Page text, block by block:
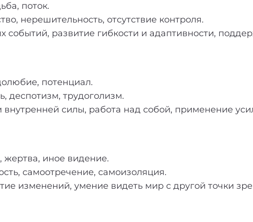
поток.
нерешительность, отсутствие контроля.
событий, развитие гибкости и адаптивности,
потенциал.
деспотизм, трудоголизм.
внутренней силы, работа над собой, применение
жертва, иное видение.
самоотречение, самоизоляция.
изменений, умение видеть мир с другой точки